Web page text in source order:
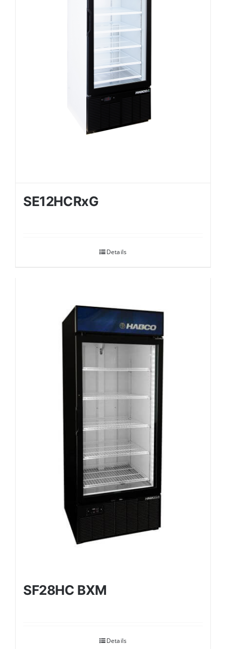
SE12HCRxG
Details
SF28HC BXM
Details